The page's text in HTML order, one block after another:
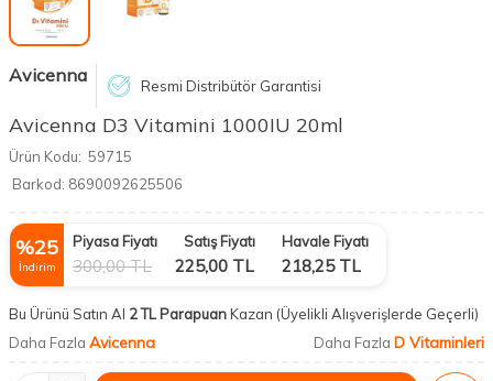
Avicenna Resmi Distribütör Garantisi
Avicenna D3 Vitamini 1000IU 20ml
Ürün Kodu: 59715
Barkod: 8690092625506
%25
İndirim
Piyasa Fiyatı
300,00TL
Satış Fiyatı
225,00 TL
Havale Fiyatı
218,25TL
Bu Ürünü Satın Al 2 TL ParapuanKazan (Üyelikli Alışverişlerde Geçerli)
Daha Fazla Avicenna Daha Fazla D Vitaminleri